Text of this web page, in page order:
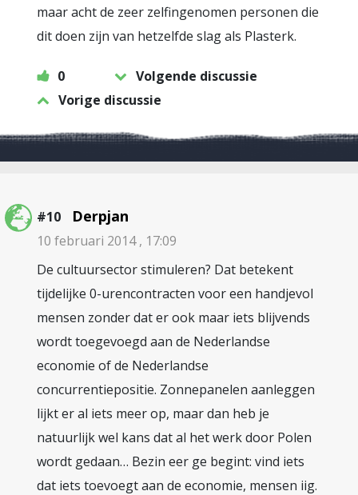
maar acht de zeer zelfingenomen personen die
dit doen zijn van hetzelfde slag als Plasterk.
0
Volgende discussie
Vorige discussie
#10 Derpjan
10 februari 2014 , 17:09
De cultuursector stimuleren? Dat betekent
tijdelijke 0-urencontracten voor een handjevol
mensen zonder dat er ook maar iets blijvends
wordt toegevoegd aan de Nederlandse
economie of de Nederlandse
concurrentiepositie. Zonnepanelen aanleggen
lijkt er al iets meer op, maar dan heb je
natuurlijk wel kans dat al het werk door Polen
wordt gedaan… Bezin eer ge begint: vind iets
dat iets toevoegt aan de economie, mensen iig.